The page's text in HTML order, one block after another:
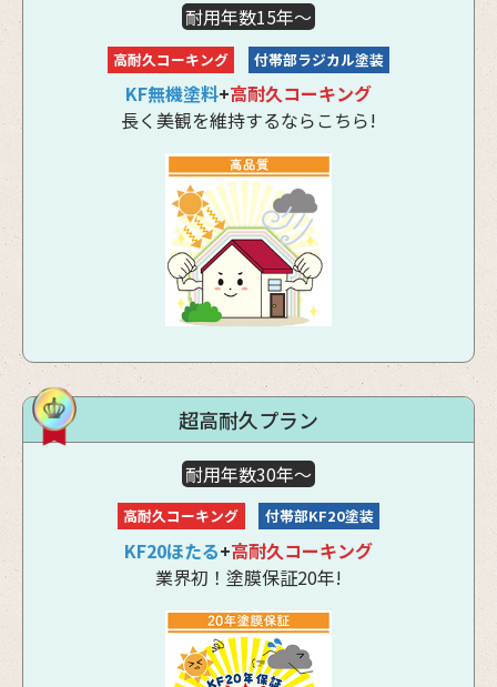
耐用年数15年～
高耐久コーキング 付帯部ラジカル塗装
KF無機塗料+高耐久コーキング
長く美観を維持するならこちら!
超高耐久プラン
耐用年数30年～
高耐久コーキング 付帯部KF20塗装
KF20ほたる+高耐久コーキング
業界初！塗膜保証20年!